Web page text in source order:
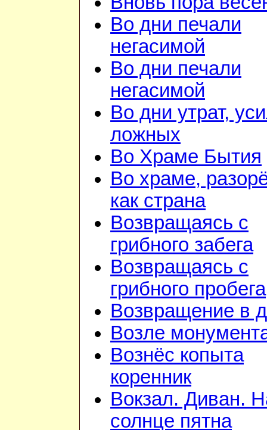
Во дни печали
негасимой
Во дни печали
негасимой
Во дни утрат,
ложных
Во Храме Бытия
Во храме,
как страна
Возвращаясь с
грибного забега
Возвращаясь с
грибного пробега
Возвращение в
Возле
Вознёс копыта
коренник
Вокзал. Диван.
солнце пятна